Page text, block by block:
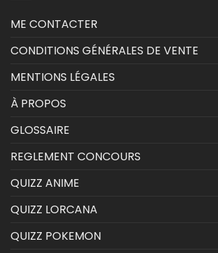
ME CONTACTER
CONDITIONS GÉNÉRALES DE VENTE
MENTIONS LÉGALES
À PROPOS
GLOSSAIRE
REGLEMENT CONCOURS
QUIZZ ANIME
QUIZZ LORCANA
QUIZZ POKEMON